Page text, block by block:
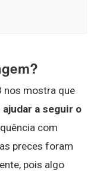
nos mostra que
a seguir o
com
preces foram
pois algo